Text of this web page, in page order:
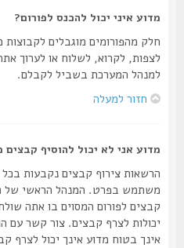
מדוע איני יכול להכנס לפורום?
חלק מהפורומים מוגבלים לקבוצות
לצפות, לקרוא, לשלוח או לערוך אתה
למנהל המערכת בשביל לקבלם.
חזור למעלה
מדוע אני לא יכול להוסיף קבצים
הרשאות צירוף קבצים נקבעות בכל
משתמש בפרט. המנהל הראשי של
קבצים לפורום המסוים בו אתה שולח, או
יכולות לצרף קבצים. צור קשר עם
אינך בטוח מדוע אינך יכול לצרף קבצים.